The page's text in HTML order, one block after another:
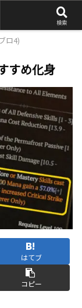
ロ4)
すめ化身
はてブ
コピー
検索